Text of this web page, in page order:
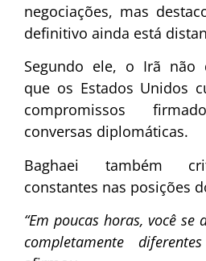
negociações, mas
definitivo ainda está
Segundo ele, o Irã não
que os Estados Unidos
compromissos
conversas diplomáticas.
Baghaei também
constantes nas posições
“Em poucas horas, você se
completamente